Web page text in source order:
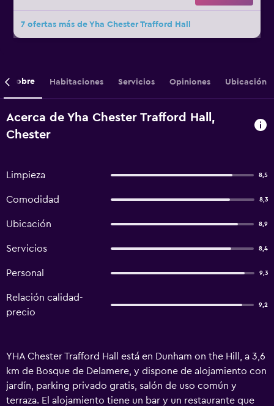
7 ofertas más de Yha Chester Trafford Hall
Sobre Habitaciones Servicios Opiniones Ubicación
Acerca de Yha Chester Trafford Hall,
Chester
Limpieza 8,5
Comodidad 8,3
Ubicación 8,9
Servicios 8,4
Personal 9,3
Relación calidad-
precio
9,2
YHA Chester Trafford Hall está en Dunham on the Hill, a 3,6
km de Bosque de Delamere, y dispone de alojamiento con
jardín, parking privado gratis, salón de uso común y
terraza. El alojamiento tiene un bar y un restaurante que